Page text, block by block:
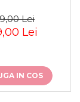
Lei
Lei
IN COS